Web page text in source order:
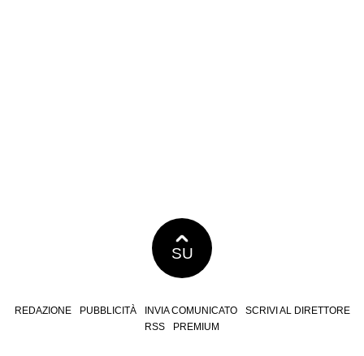
SU
REDAZIONE PUBBLICITÀ INVIA COMUNICATO
SCRIVI AL DIRETTORE
RSS
PREMIUM